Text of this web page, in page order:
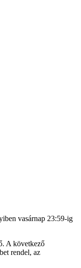
vasárnap 23:59-ig
A következő
rendel, az